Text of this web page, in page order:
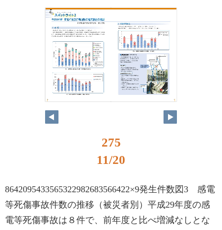
275
11/20
8642095433565322982683566422×9発生件数図3 感電
等死傷事故件数の推移（被災者別）平成29年度の感
電等死傷事故は８件で、前年度と比べ増減なしとな